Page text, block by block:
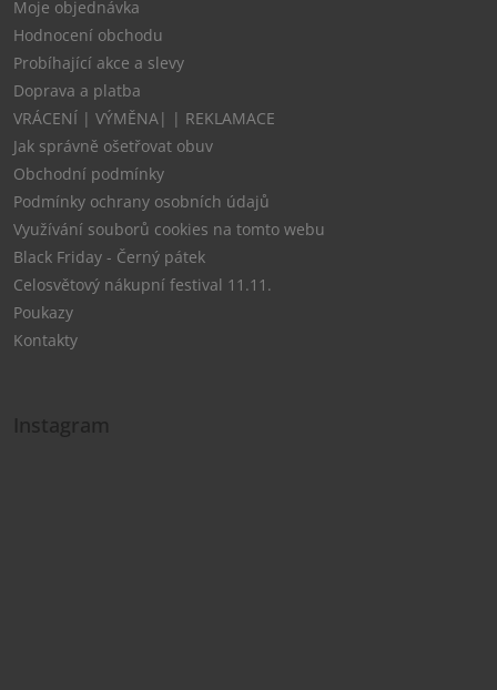
Moje objednávka
Hodnocení obchodu
Probíhající akce a slevy
Doprava a platba
VRÁCENÍ | VÝMĚNA| | REKLAMACE
Jak správně ošetřovat obuv
Obchodní podmínky
Podmínky ochrany osobních údajů
Využívání souborů cookies na tomto webu
Black Friday - Černý pátek
Celosvětový nákupní festival 11.11.
Poukazy
Kontakty
Instagram